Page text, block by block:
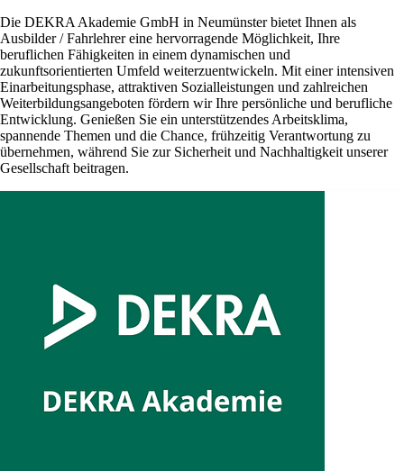
Die DEKRA Akademie GmbH in Neumünster bietet Ihnen als
Ausbilder / Fahrlehrer eine hervorragende Möglichkeit, Ihre
beruflichen Fähigkeiten in einem dynamischen und
zukunftsorientierten Umfeld weiterzuentwickeln. Mit einer intensiven
Einarbeitungsphase, attraktiven Sozialleistungen und zahlreichen
Weiterbildungsangeboten fördern wir Ihre persönliche und berufliche
Entwicklung. Genießen Sie ein unterstützendes Arbeitsklima,
spannende Themen und die Chance, frühzeitig Verantwortung zu
übernehmen, während Sie zur Sicherheit und Nachhaltigkeit unserer
Gesellschaft beitragen.